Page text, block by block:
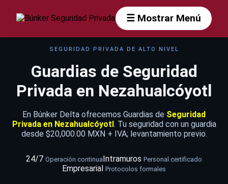
☰ Mostrar Menú
SEGURIDAD PRIVADA DE ALTO NIVEL
Guardias de Seguridad
Privada en Nezahualcóyotl
En Búnker Delta ofrecemos Guardias de Seguridad
Privada en Nezahualcóyotl. Tu seguridad con un guardia
desde $20,000.00 MXN + IVA; levantamiento previo.
24/7 Operación continuaIntramuros Personal certificado
Empresarial Protocolos formales